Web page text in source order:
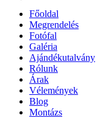
Főoldal
Megrendelés
Fotófal
Galéria
Ajándékutalvány
Rólunk
Árak
Vélemények
Blog
Montázs